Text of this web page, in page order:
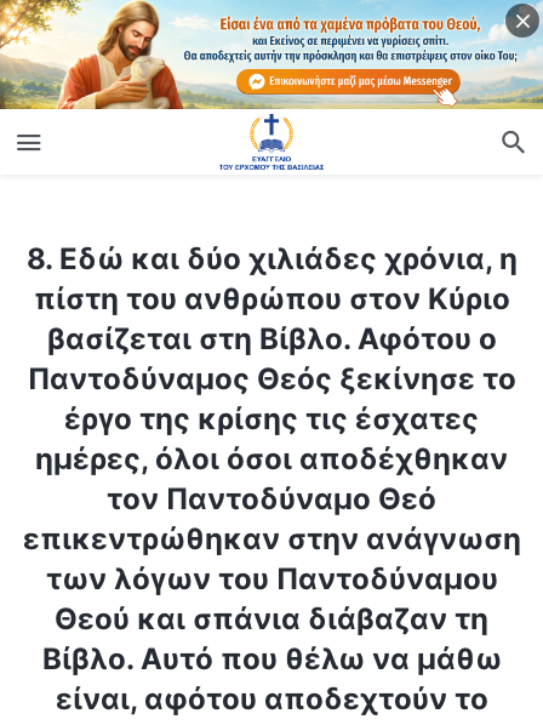
8. Εδώ και δύο χιλιάδες χρόνια, η
πίστη του ανθρώπου στον Κύριο
βασίζεται στη Βίβλο. Αφότου ο
Παντοδύναμος Θεός ξεκίνησε το
έργο της κρίσης τις έσχατες
ημέρες, όλοι όσοι αποδέχθηκαν
τον Παντοδύναμο Θεό
επικεντρώθηκαν στην ανάγνωση
των λόγων του Παντοδύναμου
Θεού και σπάνια διάβαζαν τη
Βίβλο. Αυτό που θέλω να μάθω
είναι, αφότου αποδεχτούν το